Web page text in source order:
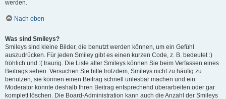
werden.
Nach oben
Was sind Smileys?
Smileys sind kleine Bilder, die benutzt werden können, um ein Gefühl
auszudrücken. Für jeden Smiley gibt es einen kurzen Code, z. B. bedeutet :)
fröhlich und :( traurig. Die Liste aller Smileys können Sie beim Verfassen eines
Beitrags sehen. Versuchen Sie bitte trotzdem, Smileys nicht zu häufig zu
benutzen, sie können einen Beitrag schnell unlesbar machen und ein
Moderator könnte deshalb Ihren Beitrag entsprechend überarbeiten oder gar
komplett löschen. Die Board-Administration kann auch die Anzahl der Smileys